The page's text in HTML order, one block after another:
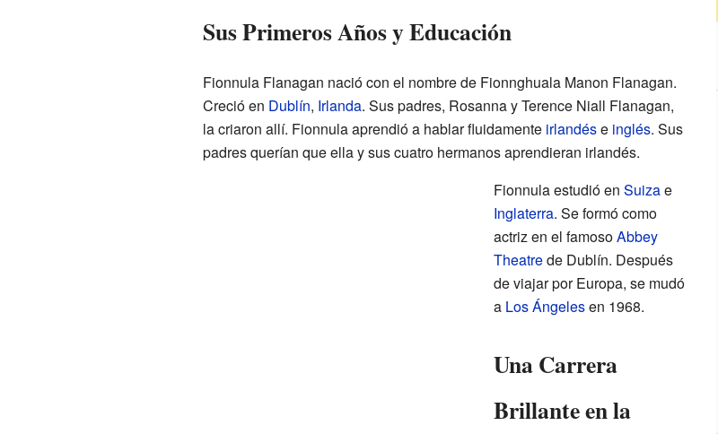
Sus Primeros Años y Educación
Fionnula Flanagan nació con el nombre de Fionnghuala Manon Flanagan.
Creció en Dublín, Irlanda. Sus padres, Rosanna y Terence Niall Flanagan,
la criaron allí. Fionnula aprendió a hablar fluidamente irlandése inglés. Sus
padres querían que ella y sus cuatro hermanos aprendieran irlandés.
Fionnula estudió en Suizae
Inglaterra. Se formó como
actriz en el famosoAbbey
Theatrede Dublín. Después
de viajar por Europa, se mudó
a Los Ángelesen 1968.
Una Carrera
Brillante en la